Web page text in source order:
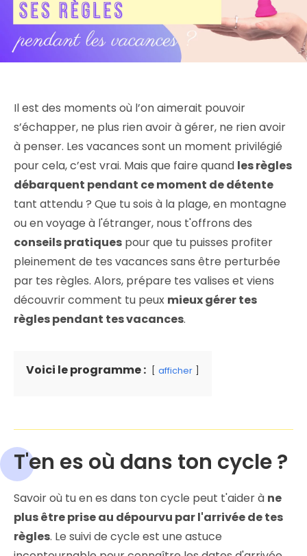
Il est des moments où l’on aimerait pouvoir
s’échapper, ne plus rien avoir à gérer, ne rien avoir
à penser. Les vacances sont un moment privilégié
pour cela, c’est vrai. Mais que faire quand les règles
débarquent pendant ce moment de détente
tant attendu ? Que tu sois à la plage, en montagne
ou en voyage à l'étranger, nous t'offrons des
conseils pratiques pour que tu puisses profiter
pleinement de tes vacances sans être perturbée
par tes règles. Alors, prépare tes valises et viens
découvrir comment tu peux mieux gérer tes
règles pendant tes vacances.
Voici le programme : afficher
T'en es où dans ton cycle ?
Savoir où tu en es dans ton cycle peut t'aider à ne
plus être prise au dépourvu par l'arrivée de tes
règles. Le suivi de cycle est une astuce